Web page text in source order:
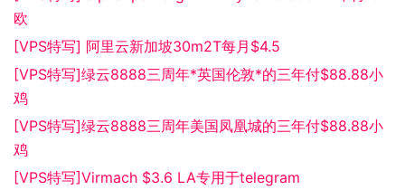
欧
[VPS特写] 阿里云新加坡30m2T每月$4.5
[VPS特写]绿云8888三周年*英国伦敦*的三年付$88.88小
鸡
[VPS特写]绿云8888三周年美国凤凰城的三年付$88.88小
鸡
[VPS特写]Virmach $3.6 LA专用于telegram